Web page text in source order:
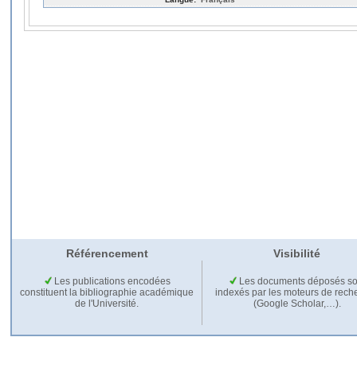
Référencement Visibilité
Les publications encodées
constituent la bibliographie académique
de l'Université.
Les documents déposés
indexés par les moteurs de
(Google Scholar,…).